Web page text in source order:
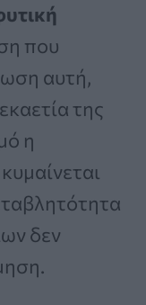
που
αυτή,
της
η
δεν